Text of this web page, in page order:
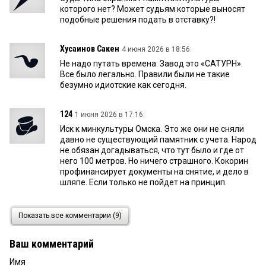
которого нет? Может судьям которые выносят
подобные решения подать в отставку?!
Хусаинов Сакен 4 июня 2026 в 18:56:
Не надо путать времена. Завод это «САТУРН».
Все было легально. Правили были не такие
безумно идиотские как сегодня.
124 1 июня 2026 в 17:16:
Иск к минкультуры Омска. Это же они не сняли
давно не существующий памятник с учета. Народ
не обязан догадываться, что тут было и где от
него 100 метров. Но ничего страшного. Кокорин
профинансирует документы на снятие, и дело в
шляпе. Если только не пойдет на принцип.
киви 1 июня 2026 в 17:13:
Панк, ЛКП даже разрешения не спрашивал.
Строил еще живой завод Электроточприбор.
Показать все комментарии (9)
Ваш комментарий
Имя